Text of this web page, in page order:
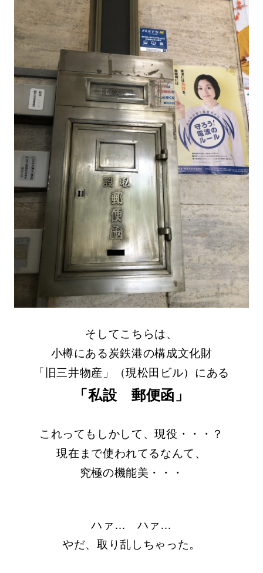
そしてこちらは、
小樽にある炭鉄港の構成文化財
「旧三井物産」（現松田ビル）にある
「私設 郵便函」
これってもしかして、現役・・・？
現在まで使われてるなんて、
究極の機能美・・・
ハァ… ハァ…
やだ、取り乱しちゃった。